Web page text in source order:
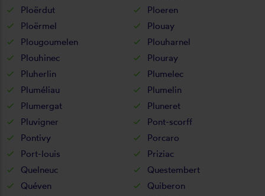
Ploërdut
Ploeren
Ploërmel
Plouay
Plougoumelen
Plouharnel
Plouhinec
Plouray
Pluherlin
Plumelec
Pluméliau
Plumelin
Plumergat
Pluneret
Pluvigner
Pont-scorff
Pontivy
Porcaro
Port-louis
Priziac
Quelneuc
Questembert
Quéven
Quiberon